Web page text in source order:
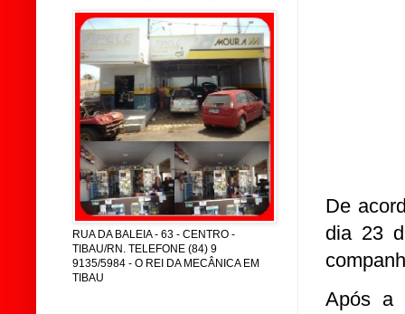
De
dia 23
Após a
RUA DA BALEIA - 63 - CENTRO -
TIBAU/RN. TELEFONE (84) 9
9135/5984 - O REI DA MECÂNICA EM
TIBAU